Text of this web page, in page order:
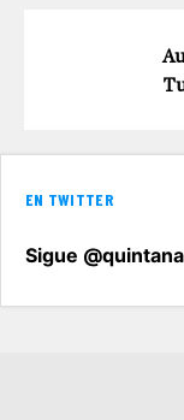
EN TWITTER
Sigue